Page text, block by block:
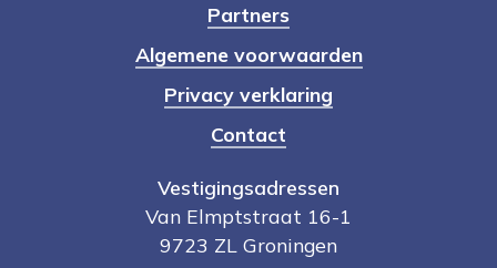
Vestigingsadressen
Van Elmptstraat 16-1
9723 ZL Groningen
Partners
Algemene voorwaarden
Privacy verklaring
Contact